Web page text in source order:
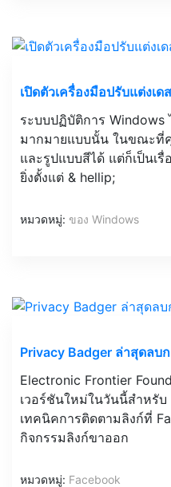
เปิดตัวเครื่องมือปรับแต่งเ
ระบบปฏิบัติการ Windows
มากมายแบบนั้น ในขณะที่
และรูปแบบสีได้ แต่ก็เป็นเรื่
ยิ่งตั้งแต่ & hellip;
หมวดหมู่: ของ Windows
Privacy Badger ล่าสุดลบ
Electronic Frontier
เวอร์ชันใหม่ในวันนี้สำหรั
เทคนิคการติดตามลิงก์ที่
กิจกรรมลิงก์ขาออก
หมวดหมู่: Facebook